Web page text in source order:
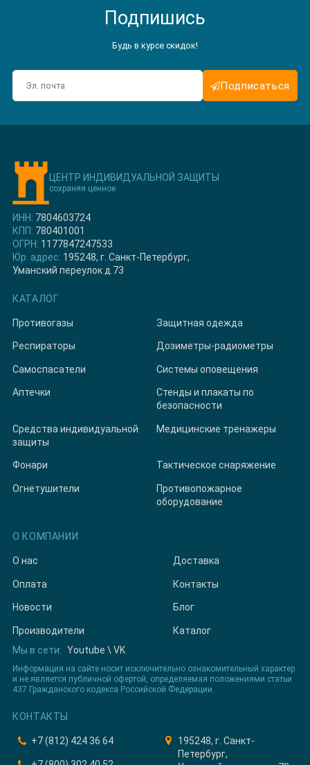
Подпишись
Будь в курсе скидок!
Подписаться
ЦЕНТР ИНДИВИДУАЛЬНОЙ ЗАЩИТЫ
сохраняя ценное
ИНН: 7804603724
КПП: 780401001
ОГРН: 1177847247533
Юр. адрес: 195248, г. Санкт-Петербург,
Уманский переулок д.73
КАТАЛОГ
Противогазы Защитная одежда
Респираторы Дозиметры-радиометры
Самоспасатели Системы оповещения
Аптечки
Стенды и плакаты по
безопасности
Средства индивидуальной
защиты
Медицинские тренажеры
Фонари Тактическое снаряжение
Огнетушители
Противопожарное
оборудование
О КОМПАНИИ
О нас Доставка
Оплата Контакты
Новости Блог
Производители
Каталог
Мы в сети: Youtube \ VK
Информация на сайте носит исключительно ознакомительный характер
и не является публичной офертой, определяемая положениями статьи
437 Гражданского кодекса Российской Федерации.
КОНТАКТЫ
+7 (812) 424 36 64
195248, г. Санкт-
Петербург,